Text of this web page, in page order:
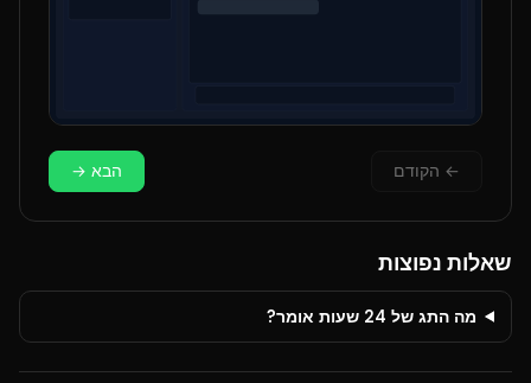
← הקודם הבא →
שאלות נפוצות
מה התג של 24 שעות אומר?